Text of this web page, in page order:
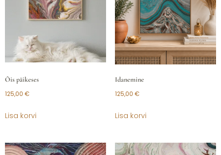
Õis päikeses
125,00 €
Lisa korvi
Idanemine
125,00 €
Lisa korvi